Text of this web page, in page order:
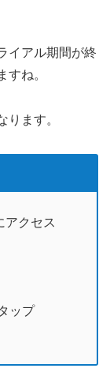
イアル期間が終
すね。
ります。
アクセス
ップ